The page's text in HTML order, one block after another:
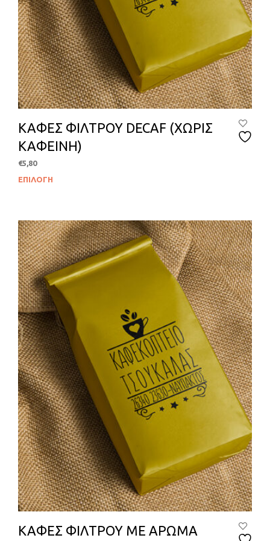
ΚΑΦΕΣ ΦΙΛΤΡΟΥ DECAF (ΧΩΡΙΣ
ΚΑΦΕΙΝΗ)
€5,80
ΕΠΙΛΟΓΉ
έχει
Οι
να
στη
του
ΚΑΦΕΣ ΦΙΛΤΡΟΥ ΜΕ ΑΡΩΜΑ